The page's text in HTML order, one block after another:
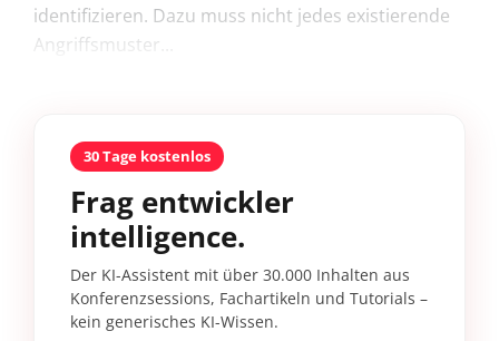
identifizieren. Dazu muss nicht jedes existierende
Angriffsmuster...
30 Tage kostenlos
Frag entwickler
intelligence.
Der KI-Assistent mit über 30.000 Inhalten aus
Konferenzsessions, Fachartikeln und Tutorials –
kein generisches KI-Wissen.